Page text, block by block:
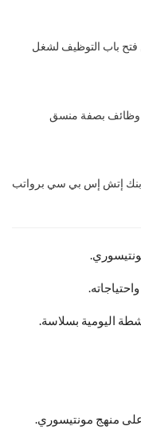
باب التوظيف لشغل
وظائف بصفة منسق
بنك إتش إس بي سي برواتب
اليومية بسلاسة.
على منهج مونتيسوري.